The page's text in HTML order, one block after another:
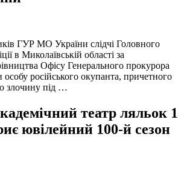
ГУР МО України слідчі Головного
в Миколаївській області за
Офісу Генерального прокурора
російського окупанта, причетного
злочину під …
театр ляльок 1
ювілейний 100-й сезон